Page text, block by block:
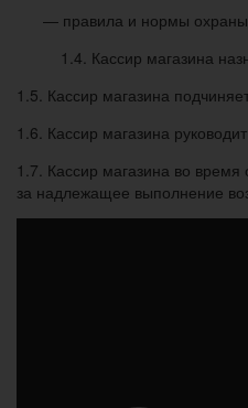
— правила и нормы охраны
1.4. Кассир магазина
1.5. Кассир магазина
1.6. Кассир магазина
1.7. Кассир магазина во время
за надлежащее выполнение